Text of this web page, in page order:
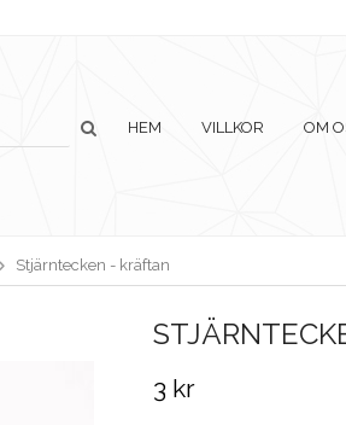
HEM VILLKOR OM
Stjärntecken - kräftan
3 kr